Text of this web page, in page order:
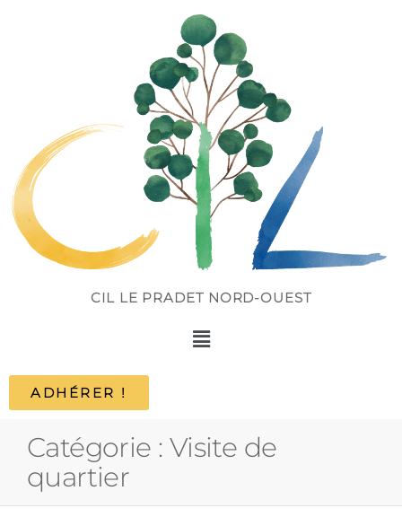
CIL LE PRADET NORD-OUEST
ADHÉRER !
Catégorie : Visite de
quartier